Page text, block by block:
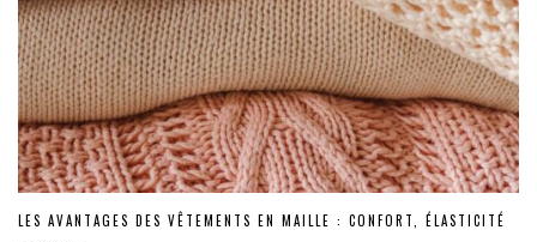
LES AVANTAGES DES VÊTEMENTS EN MAILLE : CONFORT, ÉLASTICITÉ